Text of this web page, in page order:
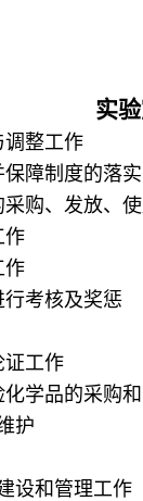
实
调整工作
障制度的落
购、发放、
作
作
考核及奖惩
证工作
学品的采购
护
设和管理工作